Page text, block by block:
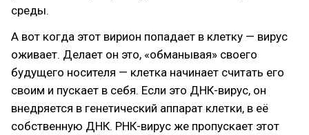
среды.
А вот когда этот вирион попадает в клетку — вирус
оживает. Делает он это, «обманывая» своего
будущего носителя — клетка начинает считать его
своим и пускает в себя. Если это ДНК-вирус, он
внедряется в генетический аппарат клетки, в её
собственную ДНК. РНК-вирус же пропускает этот